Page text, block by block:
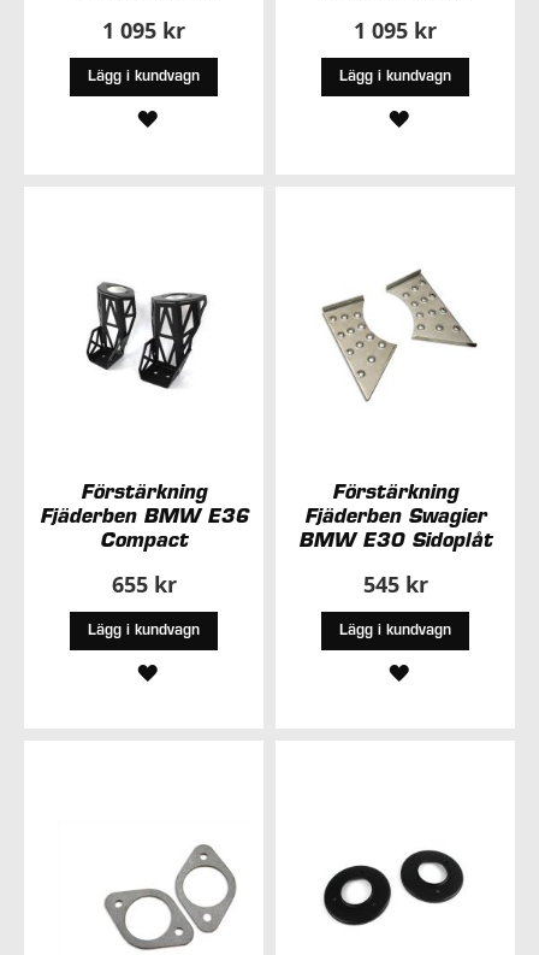
1 095 kr
Lägg i kundvagn
LÄGG
1 095 kr
Lägg i kundvagn
LÄGG
Förstärkning
Fjäderben BMW E36
Compact
655 kr
Lägg i kundvagn
LÄGG
Förstärkning
Fjäderben Swagier
BMW E30 Sidoplåt
545 kr
Lägg i kundvagn
LÄGG